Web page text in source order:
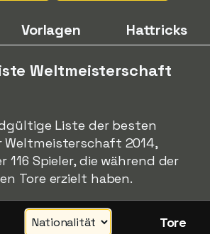
Vorlagen Hattricks
Weltmeisterschaft
Liste der besten
Weltmeisterschaft 2014,
116 Spieler, die während der
Tore erzielt haben.
Tore